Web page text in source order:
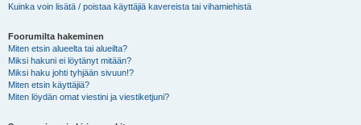
Kuinka voin lisätä / poistaa käyttäjiä kavereista tai vihamiehistä
Foorumilta hakeminen
Miten etsin alueelta tai alueilta?
Miksi hakuni ei löytänyt mitään?
Miksi haku johti tyhjään sivuun!?
Miten etsin käyttäjiä?
Miten löydän omat viestini ja viestiketjuni?